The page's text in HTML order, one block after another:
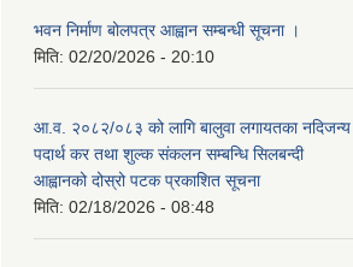
भवन निर्माण बोलपत्र आह्वान सम्बन्धी सूचना ।
मिति: 02/20/2026 - 20:10
आ.व. २०८२/०८३ को लागि बालुवा लगायतका नदिजन्य
पदार्थ कर तथा शुल्क संकलन सम्बन्धि सिलबन्दी
आह्वानको दोस्रो पटक प्रकाशित सूचना
मिति: 02/18/2026 - 08:48